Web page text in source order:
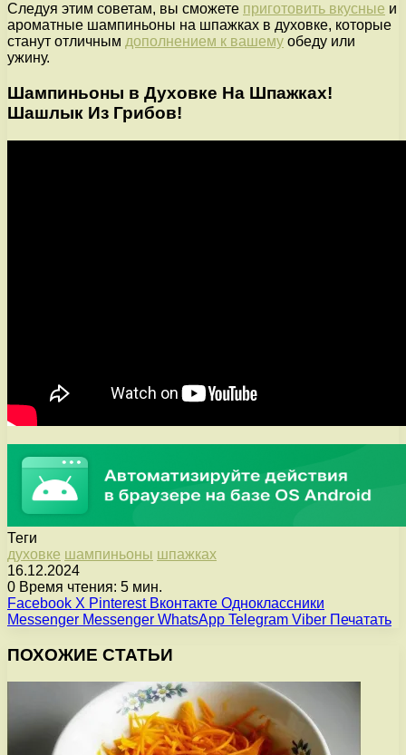
Следуя этим советам, вы сможете приготовить вкусные и
ароматные шампиньоны на шпажках в духовке, которые
станут отличным дополнением к вашему обеду или
ужину.
Шампиньоны в Духовке На Шпажках!
Шашлык Из Грибов!
Теги
духовке шампиньоны шпажках
16.12.2024
0 Время чтения: 5 мин.
Facebook X Pinterest Вконтакте Одноклассники
Messenger Messenger WhatsApp Telegram Viber Печатать
ПОХОЖИЕ СТАТЬИ